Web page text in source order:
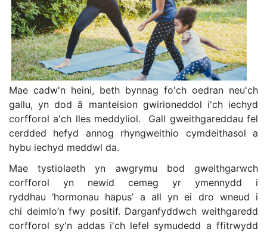
Mae cadw'n heini, beth bynnag fo'ch oedran neu'ch
gallu, yn dod â manteision gwirioneddol i'ch iechyd
corfforol a'ch lles meddyliol. ​ Gall gweithgareddau fel
cerdded hefyd annog rhyngweithio cymdeithasol a
hybu iechyd meddwl da. ​
Mae tystiolaeth yn awgrymu bod gweithgarwch
corfforol yn newid cemeg yr ymennydd i
ryddhau ‘hormonau hapus’ a all yn ei dro wneud i
chi deimlo’n fwy positif. Darganfyddwch weithgaredd
corfforol sy'n addas i'ch lefel symudedd a ffitrwydd